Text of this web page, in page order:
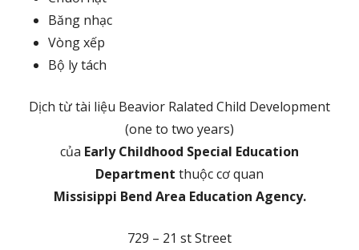
Băng nhạc
Vòng xếp
Bộ ly tách
Dịch từ tài liệu Beavior Ralated Child Development
(one to two years)
của Early Childhood Special Education
Department thuộc cơ quan
Missisippi Bend Area Education Agency.
729 – 21 st Street